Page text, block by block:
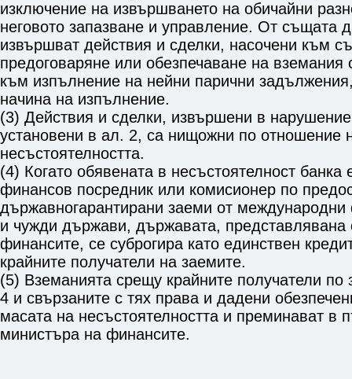
изключение на извършването на обичайни
неговото запазване и управление. От същата
извършват действия и сделки, насочени към
предоговаряне или обезпечаване на вземания
към изпълнение на нейни парични
начина на изпълнение.
(3) Действия и сделки, извършени в
установени в ал. 2, са нищожни по отношение
несъстоятелността.
(4) Когато обявената в несъстоятелност банка
финансов посредник или комисионер по
държавногарантирани заеми от международни
и чужди държави, държавата, представлявана
финансите, се суброгира като единствен
крайните получатели на заемите.
(5) Вземанията срещу крайните получатели по
4 и свързаните с тях права и дадени
масата на несъстоятелността и преминават в
министъра на финансите.